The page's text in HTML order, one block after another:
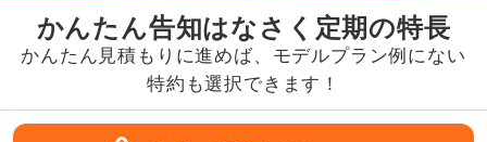
かんたん告知はなさく定期の特長
かんたん見積もりに進めば、モデルプラン例にない
特約も選択できます！